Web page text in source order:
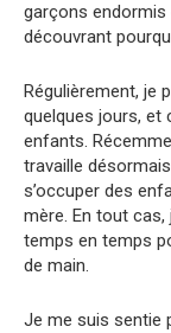
garçons endormis
découvrant
Régulièrement, je
quelques jours, et
enfants.
travaille
s’occuper des
mère. En tout cas,
temps en temps
de main.
Je me suis sentie